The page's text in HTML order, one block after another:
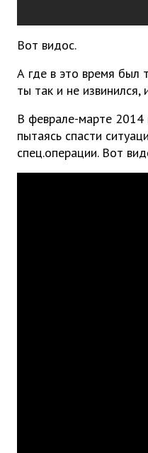
Вот видос.
А где в это время был
ты так и не извинился,
В феврале-марте 2014
пытаясь спасти
спец.операции. Вот